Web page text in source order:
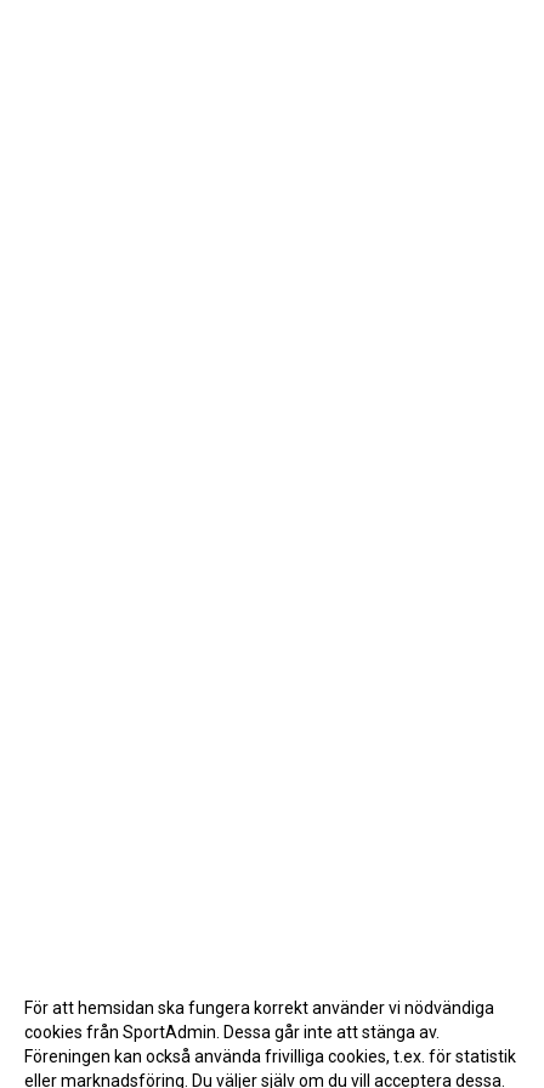
För att hemsidan ska fungera korrekt använder vi nödvändiga
cookies från SportAdmin. Dessa går inte att stänga av.
Föreningen kan också använda frivilliga cookies, t.ex. för statistik
eller marknadsföring. Du väljer själv om du vill acceptera dessa.